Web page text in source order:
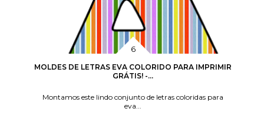
MOLDES DE LETRAS EVA COLORIDO PARA IMPRIMIR
GRÁTIS! -...
Montamos este lindo conjunto de letras coloridas para
eva...